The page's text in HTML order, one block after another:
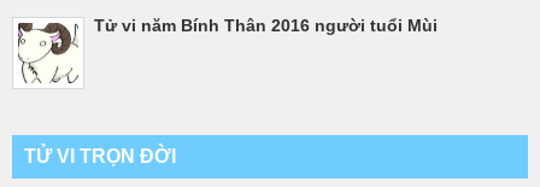
Tử vi năm Bính Thân 2016 người tuổi Mùi
TỬ VI TRỌN ĐỜI